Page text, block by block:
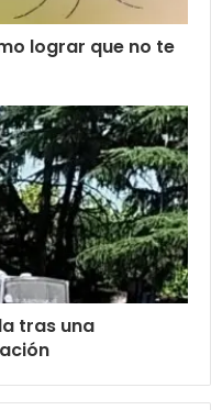
lograr que no te
tras una